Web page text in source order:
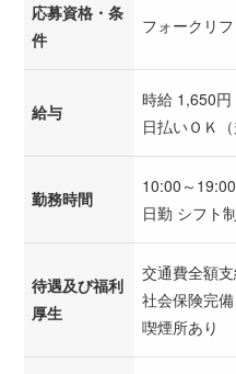
応募資格・条
件
フォークリ
給与
時給 1,650
日払いＯＫ
勤務時間
10:00～19:00
日勤 シフト
待遇及び福利
厚生
交通費全額
社会保険完
喫煙所あり